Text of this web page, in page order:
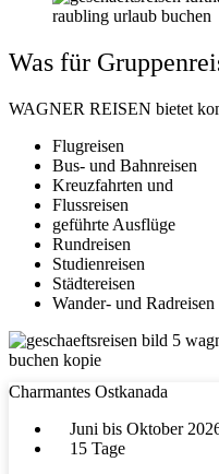
Was für
WAGNER REISEN bietet
Flugreisen
Bus- und Bahnreisen
Kreuzfahrten und
Flussreisen
geführte Ausflüge
Rundreisen
Studienreisen
Städtereisen
Wander- und Radreisen
Charmantes Ostkanada
Juni bis Oktober
15 Tage